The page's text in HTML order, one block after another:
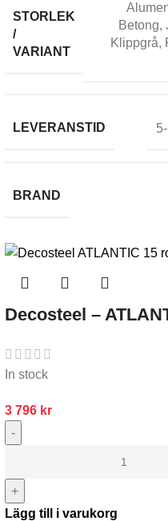
STORLEK
/
VARIANT
Betong,
Klippgrå,
LEVERANSTID
BRAND
Decosteel –
In stock
3 796 kr
-
+
Lägg till i varukorg